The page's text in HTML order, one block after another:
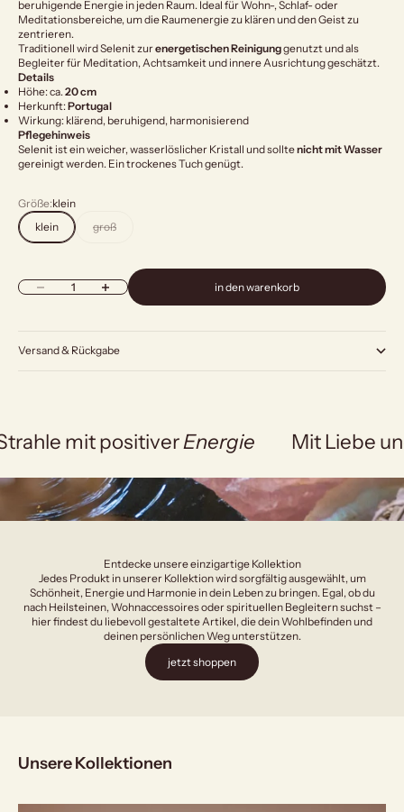
beruhigende Energie in jeden Raum. Ideal für Wohn-, Schlaf- oder
Meditationsbereiche, um die Raumenergie zu klären und den Geist zu
zentrieren.
Traditionell wird Selenit zurenergetischen Reinigunggenutzt und als
Begleiter für Meditation, Achtsamkeit und innere Ausrichtung geschätzt.
Details
Höhe: ca.20 cm
Herkunft:Portugal
Wirkung: klärend, beruhigend, harmonisierend
Pflegehinweis
Selenit ist ein weicher, wasserlöslicher Kristall und solltenicht mit Wasser
gereinigt werden. Ein trockenes Tuch genügt.
Größe:klein
klein
groß
Anzahl verringernAnzahl erhöhen in den warenkorb
Versand & Rückgabe
mit positiverEnergie Mit Liebe
Entdecke unsere einzigartige Kollektion
Jedes Produkt in unserer Kollektion wird sorgfältig ausgewählt, um
Schönheit, Energie und Harmonie in dein Leben zu bringen. Egal, ob du
nach Heilsteinen, Wohnaccessoires oder spirituellen Begleitern suchst –
hier findest du liebevoll gestaltete Artikel, die dein Wohlbefinden und
deinen persönlichen Weg unterstützen.
jetzt shoppen
Unsere Kollektionen